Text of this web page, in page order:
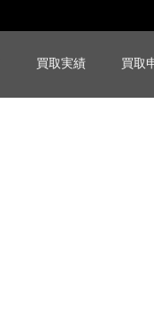
買取実績 買取